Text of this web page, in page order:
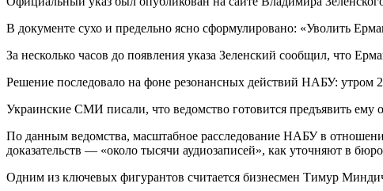
В документе сухо и предельно ясно сформулировано: «Уволить
За несколько часов до появления указа Зеленский сообщил, что
Решение последовало на фоне резонансных действий НАБУ:
Украинские СМИ писали, что ведомство готовится предъявить ему
По данным ведомства, масштабное расследование НАБУ в
доказательств — «около тысячи аудиозаписей», как уточняют в
Одним из ключевых фигурантов считается бизнесмен Тимур